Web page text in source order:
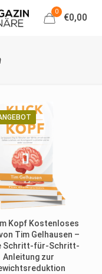
0
€0,00
Kopf Kostenloses
Tim Gelhausen –
Schritt-für-Schritt-
Anleitung zur